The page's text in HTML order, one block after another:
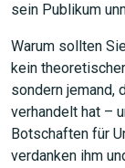
sein Publikum
Warum sollten
kein
sondern jemand,
verhandelt hat –
Botschaften für
verdanken ihm